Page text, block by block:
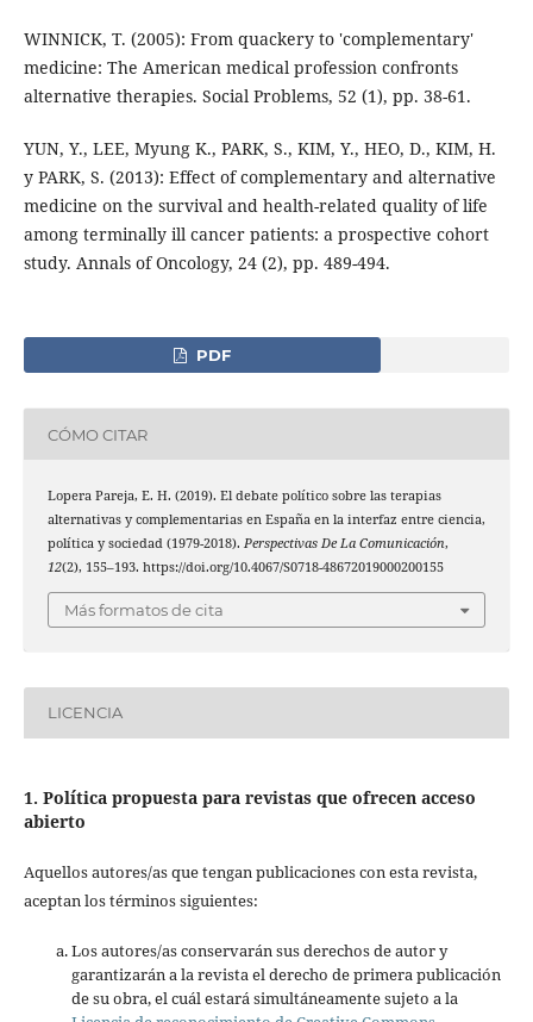
WINNICK, T. (2005): From quackery to 'complementary'
medicine: The American medical profession confronts
alternative therapies. Social Problems, 52 (1), pp. 38-61.
YUN, Y., LEE, Myung K., PARK, S., KIM, Y., HEO, D., KIM, H.
y PARK, S. (2013): Effect of complementary and alternative
medicine on the survival and health-related quality of life
among terminally ill cancer patients: a prospective cohort
study. Annals of Oncology, 24 (2), pp. 489-494.
PDF
CÓMO CITAR
Lopera Pareja, E. H. (2019). El debate político sobre las terapias
alternativas y complementarias en España en la interfaz entre ciencia,
política y sociedad (1979-2018). Perspectivas De La Comunicación,
12(2), 155–193. https://doi.org/10.4067/S0718-48672019000200155
Más formatos de cita
LICENCIA
1. Política propuesta para revistas que ofrecen acceso
abierto
Aquellos autores/as que tengan publicaciones con esta revista,
aceptan los términos siguientes:
Los autores/as conservarán sus derechos de autor y
garantizarán a la revista el derecho de primera publicación
de su obra, el cuál estará simultáneamente sujeto a la